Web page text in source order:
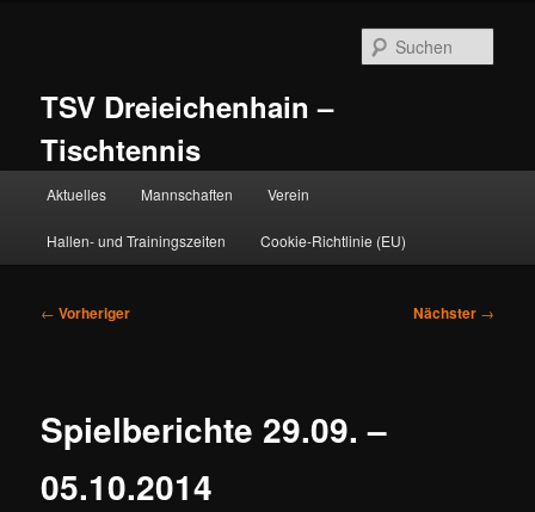
TSV Dreieichenhain –
Tischtennis
Aktuelles Mannschaften Verein
Hallen- und Trainingszeiten Cookie-Richtlinie (EU)
Beitragsnavigation
← Vorheriger Nächster →
Spielberichte 29.09. –
05.10.2014